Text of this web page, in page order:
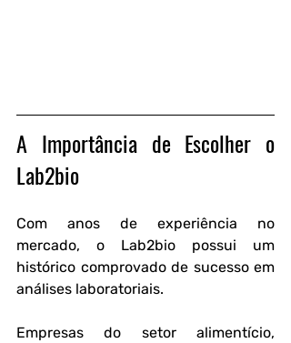
A Importância de Escolher o
Lab2bio
Com anos de experiência no
mercado, o Lab2bio possui um
histórico comprovado de sucesso em
análises laboratoriais.
Empresas do setor alimentício,